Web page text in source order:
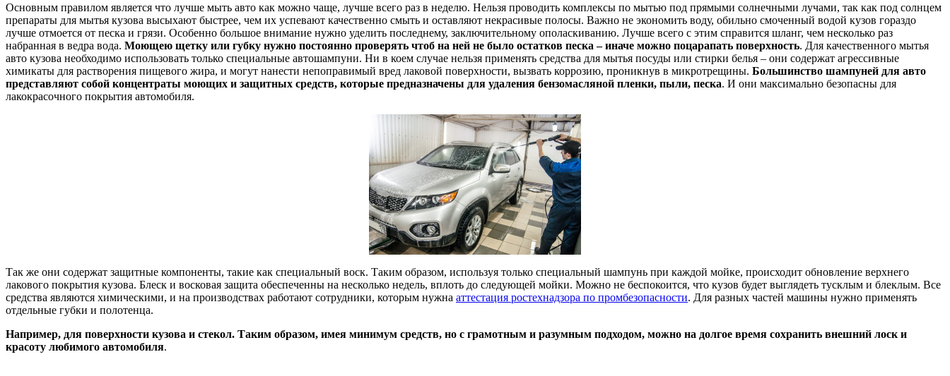
Основным правилом является что лучше мыть авто как можно чаще, лучше всего раз в неделю. Нельзя проводить комплексы по мытью под прямыми солнечными лучами, так как под солнцем
препараты для мытья кузова высыхают быстрее, чем их успевают качественно смыть и оставляют некрасивые полосы. Важно не экономить воду, обильно смоченный водой кузов гораздо
лучше отмоется от песка и грязи. Особенно большое внимание нужно уделить последнему, заключительному ополаскиванию. Лучше всего с этим справится шланг, чем несколько раз
набранная в ведра вода. Моющею щетку или губку нужно постоянно проверять чтоб на ней не было остатков песка – иначе можно поцарапать поверхность. Для качественного мытья
авто кузова необходимо использовать только специальные автошампуни. Ни в коем случае нельзя применять средства для мытья посуды или стирки белья – они содержат агрессивные
химикаты для растворения пищевого жира, и могут нанести непоправимый вред лаковой поверхности, вызвать коррозию, проникнув в микротрещины. Большинство шампуней для авто
представляют собой концентраты моющих и защитных средств, которые предназначены для удаления бензомасляной пленки, пыли, песка. И они максимально безопасны для
лакокрасочного покрытия автомобиля.
Так же они содержат защитные компоненты, такие как специальный воск. Таким образом, используя только специальный шампунь при каждой мойке, происходит обновление верхнего
лакового покрытия кузова. Блеск и восковая защита обеспеченны на несколько недель, вплоть до следующей мойки. Можно не беспокоится, что кузов будет выглядеть тусклым и блеклым. Все
средства являются химическими, и на производствах работают сотрудники, которым нужна аттестация ростехнадзора по промбезопасности. Для разных частей машины нужно применять
отдельные губки и полотенца.
Например, для поверхности кузова и стекол. Таким образом, имея минимум средств, но с грамотным и разумным подходом, можно на долгое время сохранить внешний лоск и
красоту любимого автомобиля.